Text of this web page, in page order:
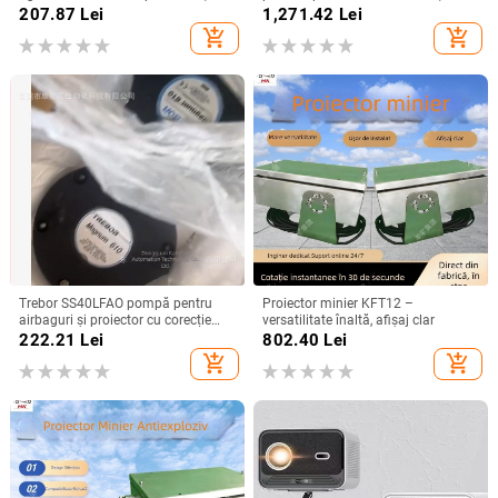
compatibil Android și iPhone,
207.87 Lei
add_shopping_cart
rezoluție 720P, modul de proiecție:
toate, greutate 1,58 kg
1,271.42 Lei
add_shopping_cart
Trebor SS40LFAO pompă pentru
airbaguri și proiector cu corecție
inteligentă
222.21 Lei
add_shopping_cart
Proiector minier KFT12 –
versatilitate înaltă, afișaj clar
802.40 Lei
add_shopping_cart